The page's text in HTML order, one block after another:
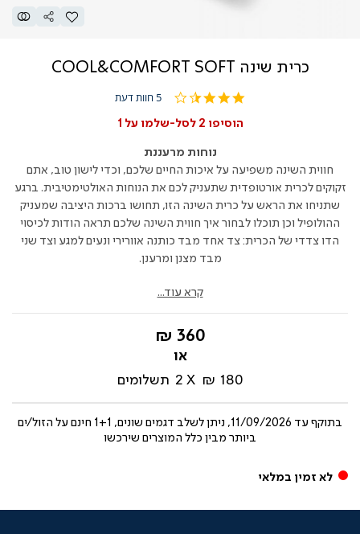
כרית שינה COOL&COMFORT SOFT
3.4
rating
5 חוות דעת
הוסיפו 2 לסל-שלמו על 1
נוחות מרעננת
חווית השינה משפיעה על איכות החיים שלכם, וכדי לישון טוב, אתם
זקוקים לכרית אורטופדית שתעניק לכם את הנוחות האולטימטיבית. ברגע
שתניחו את הראש על כרית השינה הזו, תחושו ברכות היציבה שמעניק
ההולופיל וכן תוכלו לבחור איך חווית השינה שלכם תראה הודות לכיסוי
הדו צדדי של הכרית: צד אחד מבד כותנה אוורירי ונעים למגע וצד שני
מבד מצנן ומרענן.
קרא עוד...
החל
מ-
360 ₪
180 ₪
2 תשלומים
בתוקף עד
11/09/2026, ניתן לשלב דגמים שונים, 1+1 חינם על הזול/ים
ביותר מבין כלל המוצרים שירכשו
לא זמין במלאי